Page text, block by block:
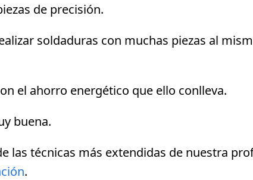
de precisión.
soldaduras con muchas piezas al
el ahorro energético que ello conlleva.
buena.
las técnicas más extendidas de nuestra
.